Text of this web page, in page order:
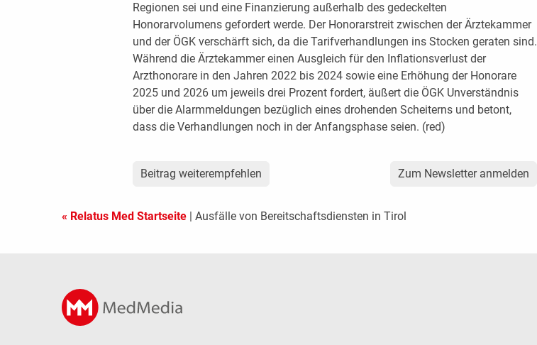
Regionen sei und eine Finanzierung außerhalb des gedeckelten
Honorarvolumens gefordert werde. Der Honorarstreit zwischen der Ärztekammer
und der ÖGK verschärft sich, da die Tarifverhandlungen ins Stocken geraten sind.
Während die Ärztekammer einen Ausgleich für den Inflationsverlust der
Arzthonorare in den Jahren 2022 bis 2024 sowie eine Erhöhung der Honorare
2025 und 2026 um jeweils drei Prozent fordert, äußert die ÖGK Unverständnis
über die Alarmmeldungen bezüglich eines drohenden Scheiterns und betont,
dass die Verhandlungen noch in der Anfangsphase seien. (red)
Beitrag weiterempfehlen Zum Newsletter anmelden
« Relatus Med Startseite | Ausfälle von Bereitschaftsdiensten in Tirol